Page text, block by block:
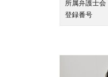
所属弁護士会
登録番号